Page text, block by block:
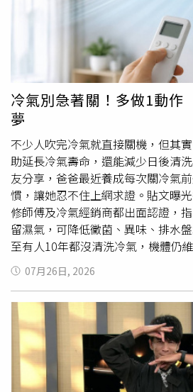
後實施肌肉筋膜切開減壓及負壓引
蔓延前完成清創，並安排重症照護
過危險期後，由於患肢感染嚴重，
團隊採用系統性保肢方案，透過多
護理團隊的復健計畫，成功修復創
翁在治療2個月後已順利康復出院
此，醫師提醒，爬行類動物在頭部離
可維持數十分鐘甚至更長時間，斷
能依然存在，切勿徒手觸碰。若民
持冷靜並記下蛇類特徵或拍照，儘速
吮、隨意切開傷口或劇烈奔跑，以
冷氣別急著關！多做1動
夢
不少人吹完冷氣就直接關機，但其
助延長冷氣壽命，還能減少日後清
友分享，爸爸最近養成每次關冷氣
慣，讓她忍不住上網求證。貼文曝
修師傅及冷氣經銷商都出面認證，
留濕氣，可降低黴菌、異味、排水
至有人10年都沒清洗冷氣，機體仍
Threads發文表示，爸爸不知道從
送風比較好」的說法，從此每次關
式，因此讓她好奇發問：「救命，
冷氣比較好嗎？」貼文曝光後，引
紛表示，自己也有相同習慣，認為
殘留的水氣，減少黴菌滋生及霉味
少新款冷氣本身就具備關機後自動
能，也有人認為單靠內建功能仍不
07月26日, 2026